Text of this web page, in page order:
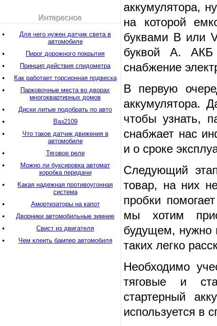
аккумулятора,
на которой
буквами B или
буквой А. АКБ
снабжение
В первую
аккумулятора.
чтобы узнать,
снабжает нас
и о сроке
Следующий
товар, на них
пробки
мы хотим
будущем, нужно
таких легко
Необходимо
тяговые и
стартерный
используется в
Интересное
Для чего нужен датчик света в
автомобиле
Пирог дорожного покрытия
Принцип действия спидометра
Как работает торсионная подвеска
Парковочные места во дворах
многоквартирных домов
Диски литые подобрать по авто
Ваз2109
Что такое датчик движения в
автомобиле
Тяговое реле
Можно ли буксировка автомат
коробка передачи
Какая надежная противоугонная
система
Амортизаторы на капот
Дворники автомобильные зимние
Свист из двигателя
Чем клеить бампер автомобиля